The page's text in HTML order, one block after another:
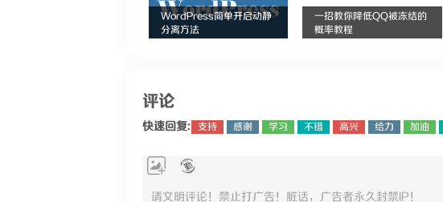
WordPress简单开启动静
分离方法
一招教你降低QQ被冻结的
概率教程
评论
快速回复: 支持 感谢 学习 不错 高兴 给力 加油